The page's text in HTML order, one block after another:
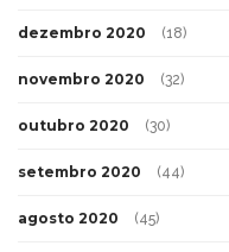
dezembro 2020 (18)
novembro 2020 (32)
outubro 2020 (30)
setembro 2020 (44)
agosto 2020 (45)